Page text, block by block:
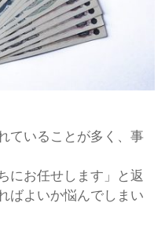
ていることが多く、事
にお任せします」と返
ばよいか悩んでしまい